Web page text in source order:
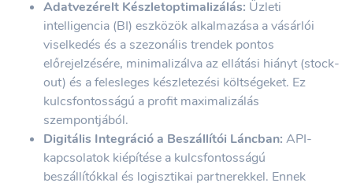
Adatvezérelt Készletoptimalizálás: Üzleti
intelligencia (BI) eszközök alkalmazása a vásárlói
viselkedés és a szezonális trendek pontos
előrejelzésére, minimalizálva az ellátási hiányt (stock-
out) és a felesleges készletezési költségeket. Ez
kulcsfontosságú a profit maximalizálás
szempontjából.
Digitális Integráció a Beszállítói Láncban: API-
kapcsolatok kiépítése a kulcsfontosságú
beszállítókkal és logisztikai partnerekkel. Ennek